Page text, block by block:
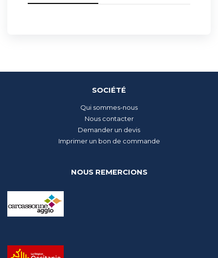
SOCIÉTÉ
Qui sommes-nous
Nous contacter
Demander un devis
Imprimer un bon de commande
NOUS REMERCIONS